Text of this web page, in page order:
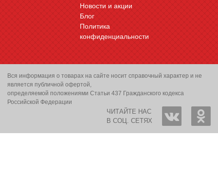
Новости и акции
Блог
Политика
конфиденциальности
Вся информация о товарах на сайте носит справочный характер и не
является публичной офертой,
определяемой положениями Статьи 437 Гражданского кодекса
Российской Федерации
ЧИТАЙТЕ НАС
В СОЦ. СЕТЯХ